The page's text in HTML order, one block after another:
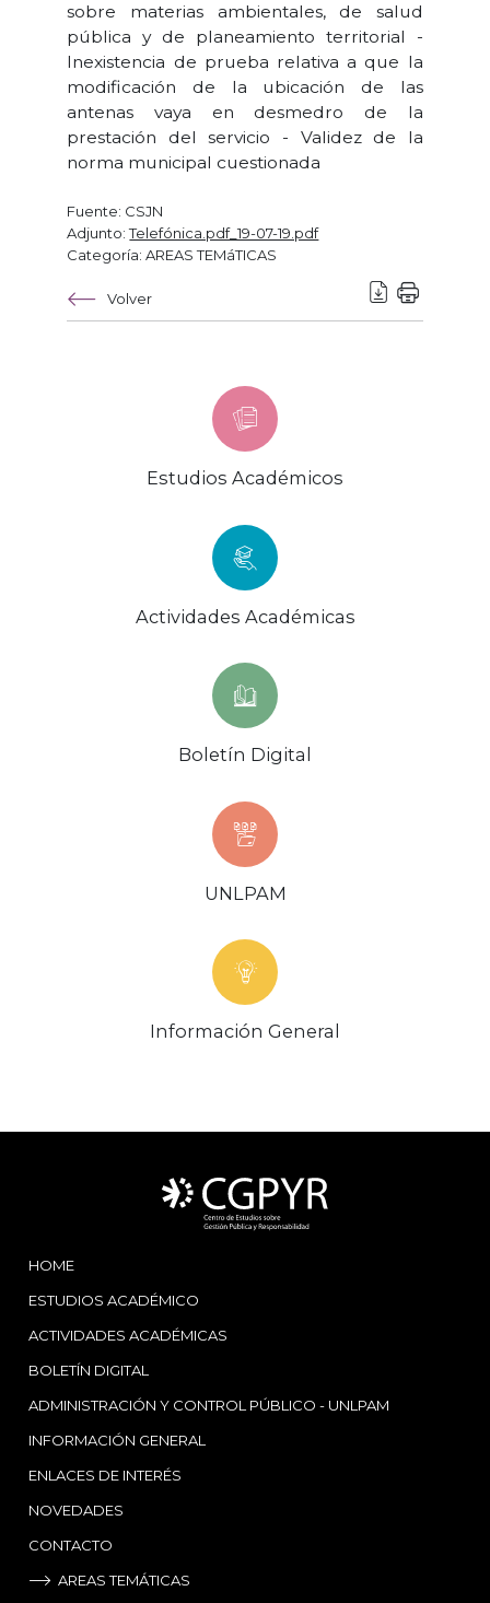
sobre materias ambientales, de salud
pública y de planeamiento territorial -
Inexistencia de prueba relativa a que la
modificación de la ubicación de las
antenas vaya en desmedro de la
prestación del servicio - Validez de la
norma municipal cuestionada
Fuente: CSJN
Adjunto:Telefónica.pdf_19-07-19.pdf
Categoría: AREAS TEMáTICAS
Volver
Estudios Académicos
Actividades Académicas
Boletín Digital
UNLPAM
Información General
HOME
ESTUDIOS ACADÉMICO
ACTIVIDADES ACADÉMICAS
BOLETÍN DIGITAL
ADMINISTRACIÓN Y CONTROL PÚBLICO - UNLPAM
INFORMACIÓN GENERAL
ENLACES DE INTERÉS
NOVEDADES
CONTACTO
AREAS TEMÁTICAS